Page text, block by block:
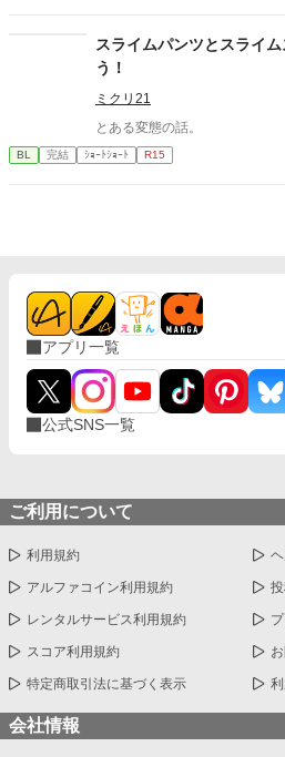
は破滅か、それとも救いか。
いう名の支配に沈んでいく物語
スライムパンツとスライ
う！
ミクリ21
とある変態の話。
BL 完結 ｼｮｰﾄｼｮｰﾄ R15
アプリ一覧
公式SNS一覧
ご利用について
利用規約
アルファコイン利用規約
レンタルサービス利用規約
スコア利用規約
特定商取引法に基づく表示
会社情報